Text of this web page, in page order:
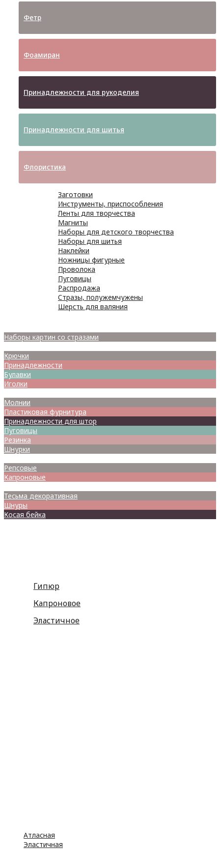
Фетр
Фоамиран
Принадлежности для рукоделия
Принадлежности для шитья
Флористика
Заготовки
Инструменты, приспособления
Ленты для творчества
Магниты
Наборы для детского творчества
Наборы для шитья
Наклейки
Ножницы фигурные
Проволока
Пуговицы
Распродажа
Стразы, полужемчужены
Шерсть для валяния
Наборы картин со стразами
Крючки
Принадлежности
Булавки
Иголки
Молнии
Пластиковая фурнитура
Принадлежности для штор
Пуговицы
Резинка
Шнурки
Репсовые
Капроновые
Тесьма декоративная
Шнуры
Косая бейка
Гипюр
Капроновое
Эластичное
Атласная
Эластичная